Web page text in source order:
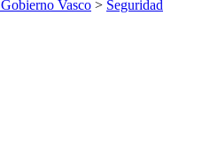
Vasco > Seguridad